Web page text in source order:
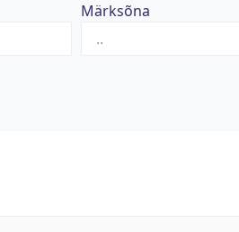
Märksõna